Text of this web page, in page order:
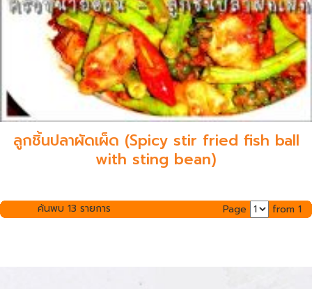
ลูกชิ้นปลาผัดเผ็ด (Spicy stir fried fish ball
with sting bean)
ค้นพบ 13 รายการ Page from 1